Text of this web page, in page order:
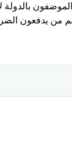
بالدولة
من يدفعون